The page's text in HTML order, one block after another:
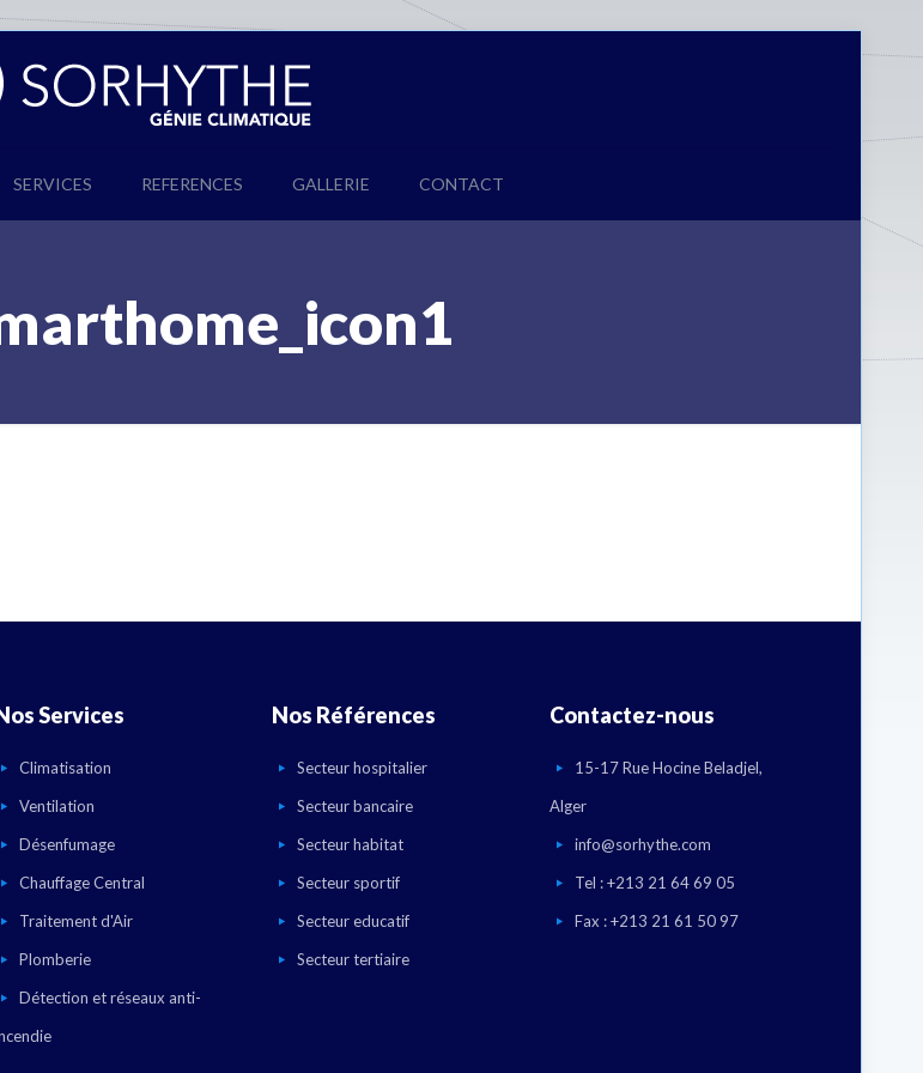
SERVICES REFERENCES GALLERIE CONTACT
Services
Climatisation
Ventilation
Désenfumage
Chauffage Central
Traitement d'Air
Plomberie
Détection et réseaux anti-
Nos Références
Secteur hospitalier
Secteur bancaire
Secteur habitat
Secteur sportif
Secteur educatif
Secteur tertiaire
Contactez-nous
15-17 Rue Hocine Beladjel,
Alger
info@sorhythe.com
Tel : +213 21 64 69 05
Fax : +213 21 61 50 97